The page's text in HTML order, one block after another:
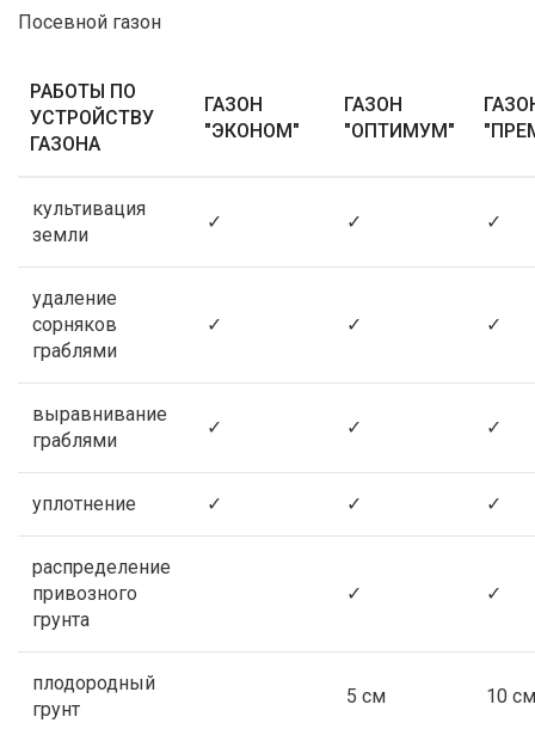
Посевной газон
РАБОТЫ ПО
УСТРОЙСТВУ
ГАЗОНА
ГАЗОН
"ЭКОНОМ"
ГАЗОН
"ОПТИМУМ"
культивация
земли
✓ ✓ ✓
удаление
сорняков
граблями
✓ ✓ ✓
выравнивание
граблями
✓ ✓ ✓
уплотнение ✓ ✓ ✓
распределение
привозного
грунта
✓ ✓
плодородный
грунт
5 см 10 см